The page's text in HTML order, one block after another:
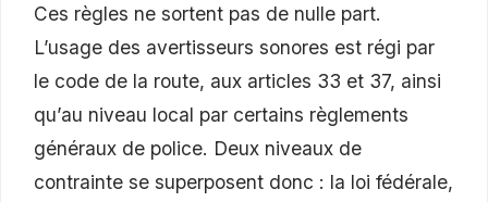
Ces règles ne sortent pas de nulle part.
L’usage des avertisseurs sonores est régi par
le code de la route, aux articles 33 et 37, ainsi
qu’au niveau local par certains règlements
généraux de police. Deux niveaux de
contrainte se superposent donc : la loi fédérale,